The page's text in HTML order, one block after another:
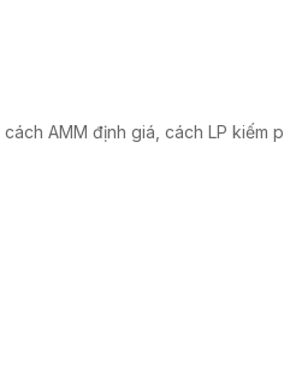
AMM định giá, cách LP kiếm